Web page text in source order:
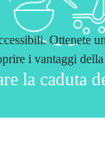
la caduta
Ottenete
i vantaggi